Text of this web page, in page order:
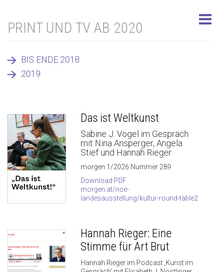
PRINT UND TV AB 2020
BIS ENDE 2018
2019
Das ist Weltkunst
Sabine J. Vogel im Gespräch
mit Nina Ansperger, Angela
Stief und Hannah Rieger
morgen 1/2026 Nummer 289
Download PDF
morgen.at/noe-
landesausstellung/kultur-round-table2
Hannah Rieger: Eine
Stimme für Art Brut
Hannah Rieger im Podcast ‚Kunst im